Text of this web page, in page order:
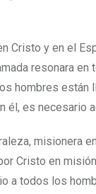
Cristo y en el
resonara
hombres
él, es necesario
misionera
Cristo en
a todos los